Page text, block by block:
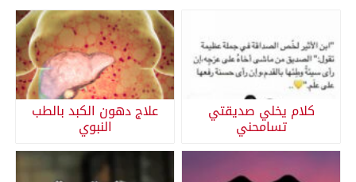
كلام يخلي صديقتي
تسامحني
علاج دهون الكبد بالطب
النبوي